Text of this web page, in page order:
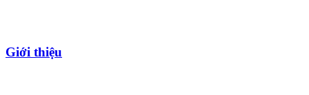
Giới thiệu